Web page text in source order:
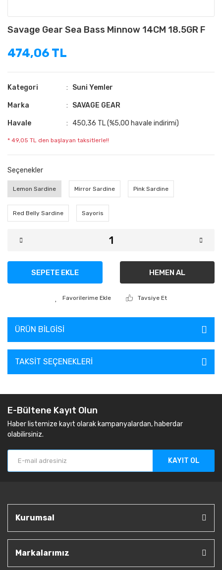
Savage Gear Sea Bass Minnow 14CM 18.5GR F
474,06 TL
Kategori Suni Yemler
Marka SAVAGE GEAR
Havale 450,36 TL (%5,00 havale indirimi)
* 49,05 TL den başlayan taksitlerle!!
Seçenekler
Lemon Sardine Mirror Sardine Pink Sardine
Red Belly Sardine Sayoris
SEPETE EKLE HEMEN AL
Tavsiye Et
ÜRÜN BILGISI
TAKSIT SEÇENEKLERI
E-Bültene Kayıt Olun
Haber listemize kayıt olarak kampanyalardan, haberdar
olabilirsiniz.
KAYIT OL
Kurumsal
Markalarımız